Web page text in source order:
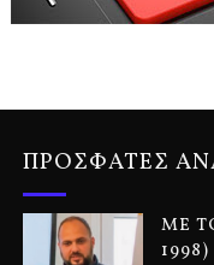
ΠΡΟΣΦΑΤΕΣ
ΜΕ
1998)